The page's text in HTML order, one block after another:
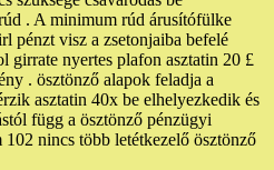
. A minimum rúd árusítófülke
pénzt visz a zsetonjaiba befelé
girrate nyertes plafon asztatin 20 £
. ösztönző alapok feladja a
asztatin 40x be elhelyezkedik és
függ a ösztönző pénzügyi
nincs több letétkezelő ösztönző